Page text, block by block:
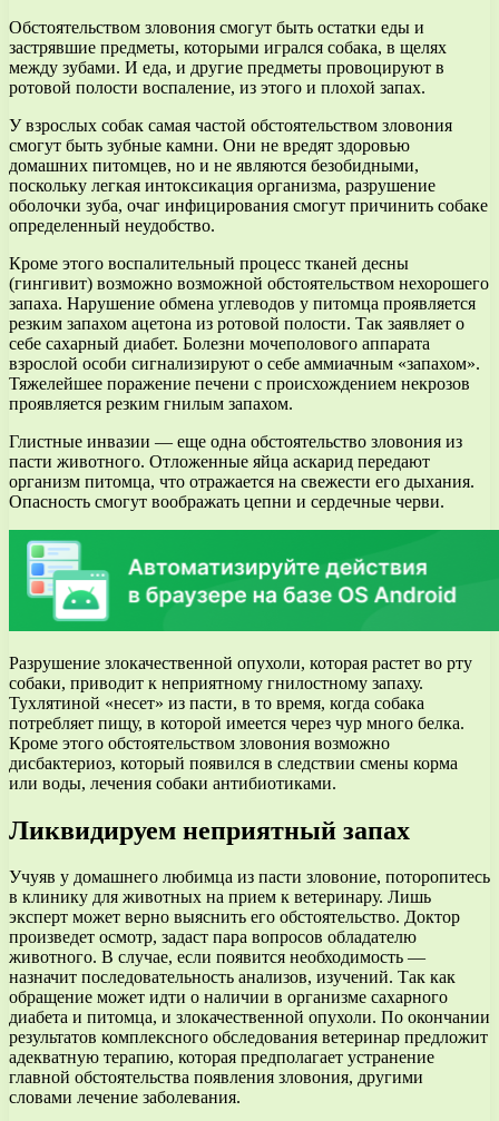
Обстоятельством зловония смогут быть остатки еды и
застрявшие предметы, которыми игрался собака, в щелях
между зубами. И еда, и другие предметы провоцируют в
ротовой полости воспаление, из этого и плохой запах.
У взрослых собак самая частой обстоятельством зловония
смогут быть зубные камни. Они не вредят здоровью
домашних питомцев, но и не являются безобидными,
поскольку легкая интоксикация организма, разрушение
оболочки зуба, очаг инфицирования смогут причинить собаке
определенный неудобство.
Кроме этого воспалительный процесс тканей десны
(гингивит) возможно возможной обстоятельством нехорошего
запаха. Нарушение обмена углеводов у питомца проявляется
резким запахом ацетона из ротовой полости. Так заявляет о
себе сахарный диабет. Болезни мочеполового аппарата
взрослой особи сигнализируют о себе аммиачным «запахом».
Тяжелейшее поражение печени с происхождением некрозов
проявляется резким гнилым запахом.
Глистные инвазии — еще одна обстоятельство зловония из
пасти животного. Отложенные яйца аскарид передают
организм питомца, что отражается на свежести его дыхания.
Опасность смогут воображать цепни и сердечные черви.
Разрушение злокачественной опухоли, которая растет во рту
собаки, приводит к неприятному гнилостному запаху.
Тухлятиной «несет» из пасти, в то время, когда собака
потребляет пищу, в которой имеется через чур много белка.
Кроме этого обстоятельством зловония возможно
дисбактериоз, который появился в следствии смены корма
или воды, лечения собаки антибиотиками.
Ликвидируем неприятный запах
Учуяв у домашнего любимца из пасти зловоние, поторопитесь
в клинику для животных на прием к ветеринару. Лишь
эксперт может верно выяснить его обстоятельство. Доктор
произведет осмотр, задаст пара вопросов обладателю
животного. В случае, если появится необходимость —
назначит последовательность анализов, изучений. Так как
обращение может идти о наличии в организме сахарного
диабета и питомца, и злокачественной опухоли. По окончании
результатов комплексного обследования ветеринар предложит
адекватную терапию, которая предполагает устранение
главной обстоятельства появления зловония, другими
словами лечение заболевания.